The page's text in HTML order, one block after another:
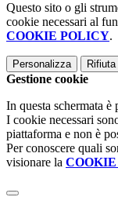
Questo sito o gli
cookie necessari al
COOKIE POLICY.
Personalizza
Gestione cookie
In questa schermata
I cookie necessari
piattaforma e non è
Per conoscere quali
visionare la